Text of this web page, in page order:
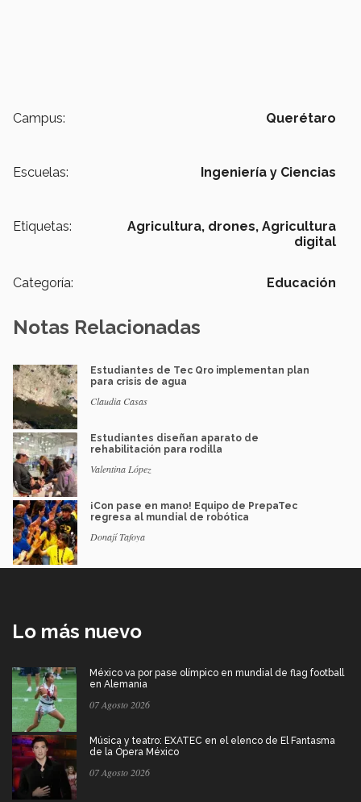
Campus: Querétaro
Escuelas: Ingeniería y Ciencias
Etiquetas: Agricultura, drones, Agricultura
digital
Categoría: Educación
Notas Relacionadas
Estudiantes de Tec Qro implementan plan
para crisis de agua
Claudia Casas
Estudiantes diseñan aparato de
rehabilitación para rodilla
Valentina López
¡Con pase en mano! Equipo de PrepaTec
regresa al mundial de robótica
Donají Tafoya
Lo más nuevo
México va por pase olímpico en mundial de flag football
en Alemania
07 Agosto 2026
Música y teatro: EXATEC en el elenco de El Fantasma
de la Ópera México
07 Agosto 2026